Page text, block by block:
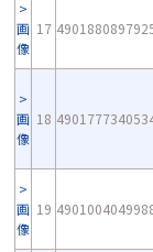
画
像
17
画
像
18
画
像
19